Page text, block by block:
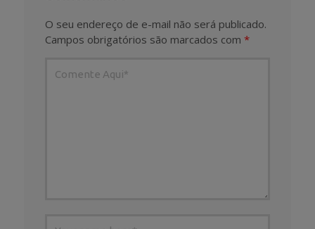
O seu endereço de e-mail não será publicado.
Campos obrigatórios são marcados com *